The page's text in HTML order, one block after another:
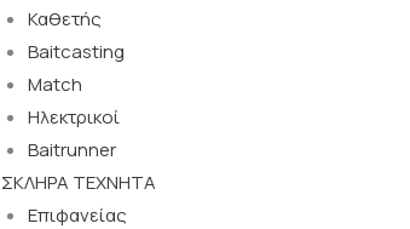
Καθετής
Baitcasting
Match
Ηλεκτρικοί
Baitrunner
ΣΚΛΗΡΑ ΤΕΧΝΗΤΑ
Επιφανείας